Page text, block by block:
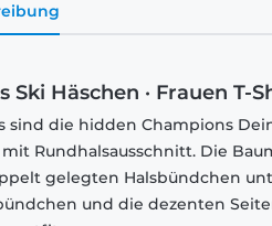
Ski Häschen · Frauen T-
sind die hidden Champions
mit Rundhalsausschnitt. Die
gelegten Halsbündchen
und die dezenten